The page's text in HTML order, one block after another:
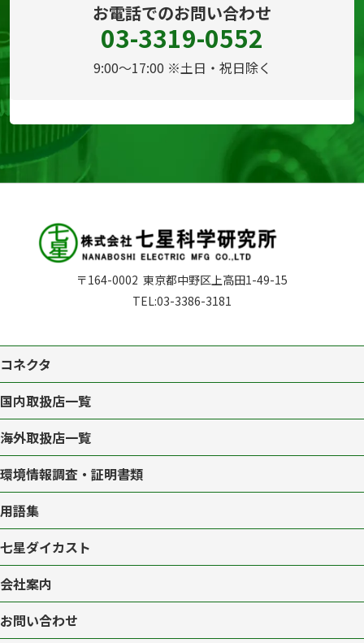
お電話でのお問い合わせ
03-3319-0552
9:00～17:00 ※土日・祝日除く
〒164-0002 東京都中野区上高田1-49-15
TEL:03-3386-3181
コネクタ
国内取扱店一覧
海外取扱店一覧
環境情報調査・証明書類
用語集
七星ダイカスト
会社案内
お問い合わせ